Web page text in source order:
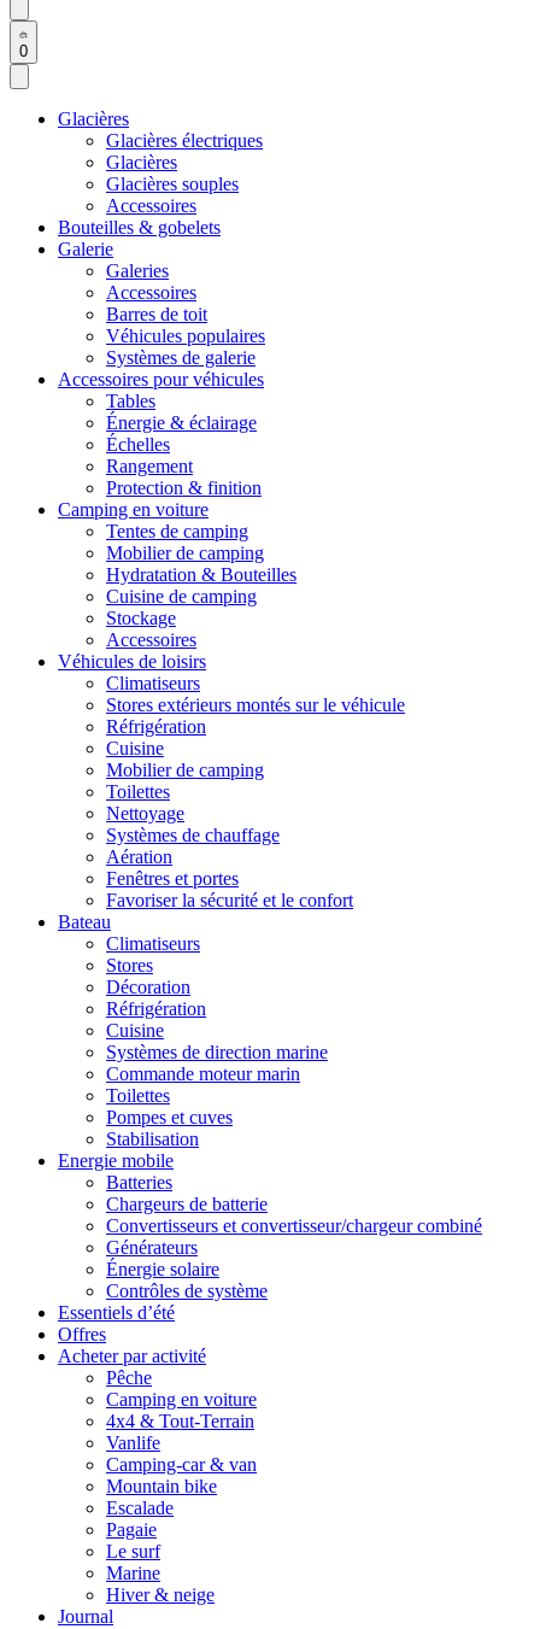
0
Glacières
Glacières électriques
Glacières
Glacières souples
Accessoires
Bouteilles & gobelets
Galerie
Galeries
Accessoires
Barres de toit
Véhicules populaires
Systèmes de galerie
Accessoires pour véhicules
Tables
Énergie & éclairage
Échelles
Rangement
Protection & finition
Camping en voiture
Tentes de camping
Mobilier de camping
Hydratation & Bouteilles
Cuisine de camping
Stockage
Accessoires
Véhicules de loisirs
Climatiseurs
Stores extérieurs montés sur le véhicule
Réfrigération
Cuisine
Mobilier de camping
Toilettes
Nettoyage
Systèmes de chauffage
Aération
Fenêtres et portes
Favoriser la sécurité et le confort
Bateau
Climatiseurs
Stores
Décoration
Réfrigération
Cuisine
Systèmes de direction marine
Commande moteur marin
Toilettes
Pompes et cuves
Stabilisation
Energie mobile
Batteries
Chargeurs de batterie
Convertisseurs et convertisseur/chargeur combiné
Générateurs
Énergie solaire
Contrôles de système
Essentiels d’été
Offres
Acheter par activité
Pêche
Camping en voiture
4x4 & Tout-Terrain
Vanlife
Camping-car & van
Mountain bike
Escalade
Pagaie
Le surf
Marine
Hiver & neige
Journal